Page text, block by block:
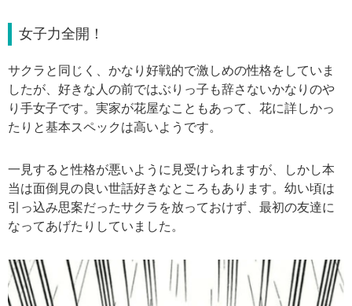
女子力全開！
サクラと同じく、かなり好戦的で激しめの性格をしていま
したが、好きな人の前ではぶりっ子も辞さないかなりのや
り手女子です。実家が花屋なこともあって、花に詳しかっ
たりと基本スペックは高いようです。
一見すると性格が悪いように見受けられますが、しかし本
当は面倒見の良い世話好きなところもあります。幼い頃は
引っ込み思案だったサクラを放っておけず、最初の友達に
なってあげたりしていました。